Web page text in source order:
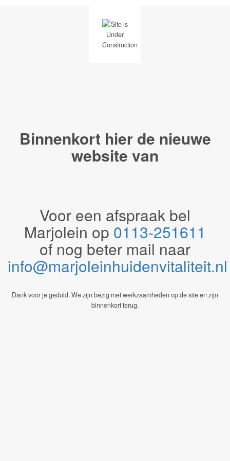
Binnenkort hier de nieuwe
website van
Voor een afspraak bel
Marjolein op 0113-251611
of nog beter mail naar
Dank voor je geduld. We zijn bezig met werkzaamheden op de site en zijn
binnenkort terug.